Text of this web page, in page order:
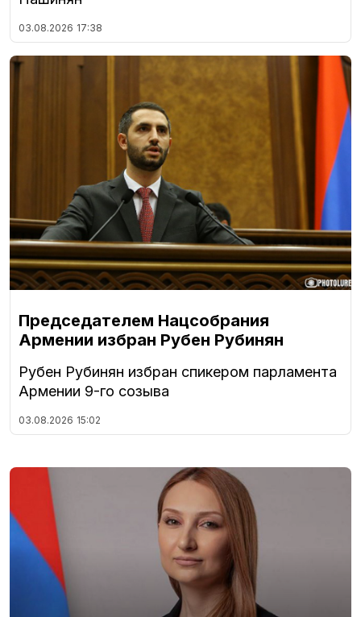
03.08.2026 17:38
Председателем Нацсобрания
Армении избран Рубен Рубинян
Рубен Рубинян избран спикером парламента
Армении 9-го созыва
03.08.2026 15:02